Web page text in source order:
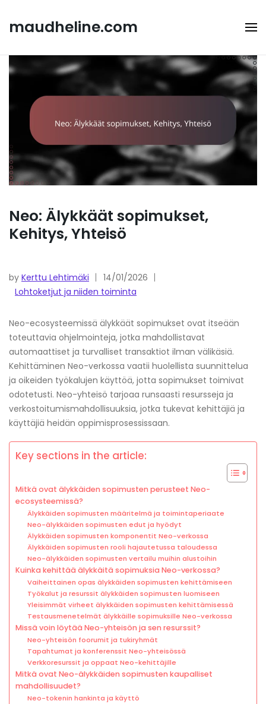
content
maudheline.com
Neo: Älykkäät sopimukset,
Kehitys, Yhteisö
by Kerttu Lehtimäki
14/01/2026
Lohtoketjut ja niiden toiminta
Neo-ecosysteemissä älykkäät sopimukset ovat itseään
toteuttavia ohjelmointeja, jotka mahdollistavat
automaattiset ja turvalliset transaktiot ilman välikäsiä.
Kehittäminen Neo-verkossa vaatii huolellista suunnittelua
ja oikeiden työkalujen käyttöä, jotta sopimukset toimivat
odotetusti. Neo-yhteisö tarjoaa runsaasti resursseja ja
verkostoitumismahdollisuuksia, jotka tukevat kehittäjiä ja
käyttäjiä heidän oppimisprosessissaan.
Key sections in the article:
Mitkä ovat älykkäiden sopimusten perusteet Neo-
ecosysteemissä?
Älykkäiden sopimusten määritelmä ja toimintaperiaate
Neo-älykkäiden sopimusten edut ja hyödyt
Älykkäiden sopimusten komponentit Neo-verkossa
Älykkäiden sopimusten rooli hajautetussa taloudessa
Neo-älykkäiden sopimusten vertailu muihin alustoihin
Kuinka kehittää älykkäitä sopimuksia Neo-verkossa?
Vaiheittainen opas älykkäiden sopimusten kehittämiseen
Työkalut ja resurssit älykkäiden sopimusten luomiseen
Yleisimmät virheet älykkäiden sopimusten kehittämisessä
Testausmenetelmät älykkäille sopimuksille Neo-verkossa
Missä voin löytää Neo-yhteisön ja sen resurssit?
Neo-yhteisön foorumit ja tukiryhmät
Tapahtumat ja konferenssit Neo-yhteisössä
Verkkoresurssit ja oppaat Neo-kehittäjille
Mitkä ovat Neo-älykkäiden sopimusten kaupalliset
mahdollisuudet?
Neo-tokenin hankinta ja käyttö